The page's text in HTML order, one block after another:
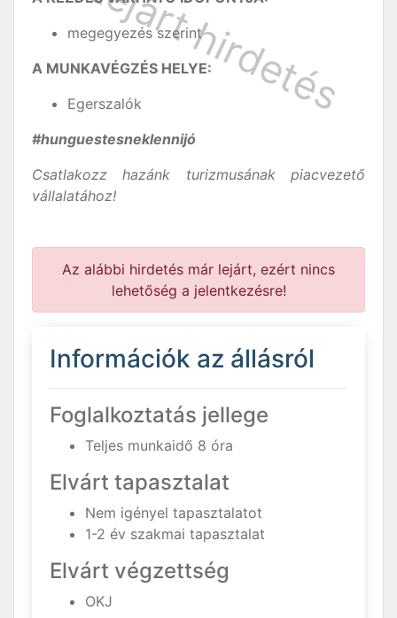
megegyezés szerint
A MUNKAVÉGZÉS HELYE:
Egerszalók
#hunguestesneklennijó
Csatlakozz hazánk turizmusának piacvezető
vállalatához!
Az alábbi hirdetés már lejárt, ezért nincs
lehetőség a jelentkezésre!
Információk az állásról
Foglalkoztatás jellege
Teljes munkaidő 8 óra
Elvárt tapasztalat
Nem igényel tapasztalatot
1-2 év szakmai tapasztalat
Elvárt végzettség
OKJ